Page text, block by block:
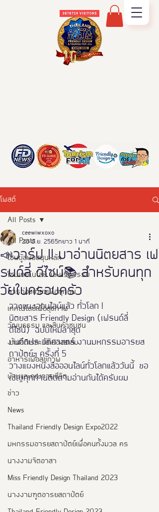
โพสต์
All Posts
โซนผู้สนับสนุนหลัก
โซนเทคโนโลยี และนวัตกรรม
การท่องเที่ยวเพื่อทุกคน
เทคโนโลยีเพื่อสุขภาพ
วัฒนธรรม และสินค้าชุมชน
งานอดิเรก และของสะสม
อาหารเพือสุขภาพ
บ้านและคุณภาพชีวิต
ข่าว
News
Thailand Friendly Design Expo2022
มหกรรมอารยสถาปัตย์เพื่อคนทั้งมวล คร
นางงามจิตอาสา
Miss Friendly Design Thailand 2023
นางงามฑูตอารยสถาปัตย์
All Posts
📣วาร์ป !! มาอ่านนิตยสาร เฟ
รนด์ลี่ ดีไซน์📚 สำหรับคนทุก
วัยในครอบครัว
ceewiwxoxo
20 มิ.ย. 2565
ยาว 1 นาที
วางแผงออนไลน์แล้ว ทั่วโลก !
นิตยสาร Friendly Design (เฟรนด์ลี่
ดีไซน์)  ฉบับใหม่ล่าสุด
บันทึกประวัติศาสตร์ งานมหกรรมอารยส
ถาปัตย์ฯ ครั้งที่ 5
วางแผงหนังสือออนไลน์ทั่วโลกแล้ววันนี้  ขอ
เชิญทุกท่านติดตามอ่านกันได้ครับผม